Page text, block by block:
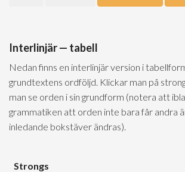
Interlinjär — tabell
Nedan finns en interlinjär version i
grundtextens ordföljd. Klickar man på
man se orden i sin grundform (notera att
grammatiken att orden inte bara får andra
inledande bokstäver ändras).
Strongs